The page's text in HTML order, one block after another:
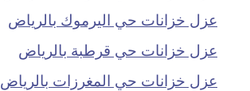
عزل خزانات حي اليرموك بالرياض
عزل خزانات حي قرطبة بالرياض
عزل خزانات حي المغرزات بالرياض